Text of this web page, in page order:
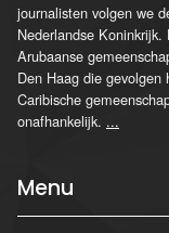
journalisten volgen we
Nederlandse
Arubaanse
Den Haag die
Caribische
onafhankelijk. ...
Menu